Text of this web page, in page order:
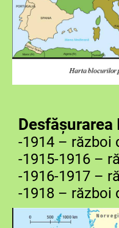
-1914 – război
-1915-1916 –
-1916-1917 –
-1918 – război